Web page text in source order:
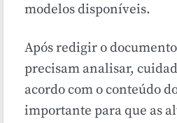
modelos disponíveis.
Após redigir o
precisam analisar,
acordo com o conteúdo
importante para que as